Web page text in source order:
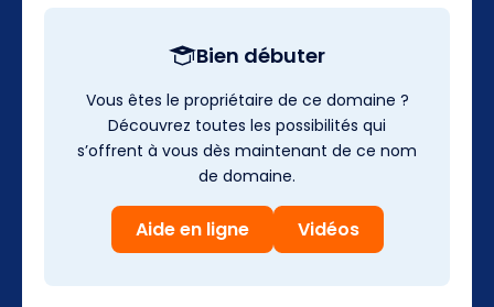
Bien débuter
Vous êtes le propriétaire de ce domaine ?
Découvrez toutes les possibilités qui
s’offrent à vous dès maintenant de ce nom
de domaine.
Aide en ligne Vidéos